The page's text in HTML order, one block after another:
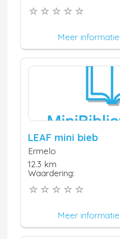
Meer informatie
LEAF mini bieb
Ermelo
12.3 km
Waardering:
Meer informatie